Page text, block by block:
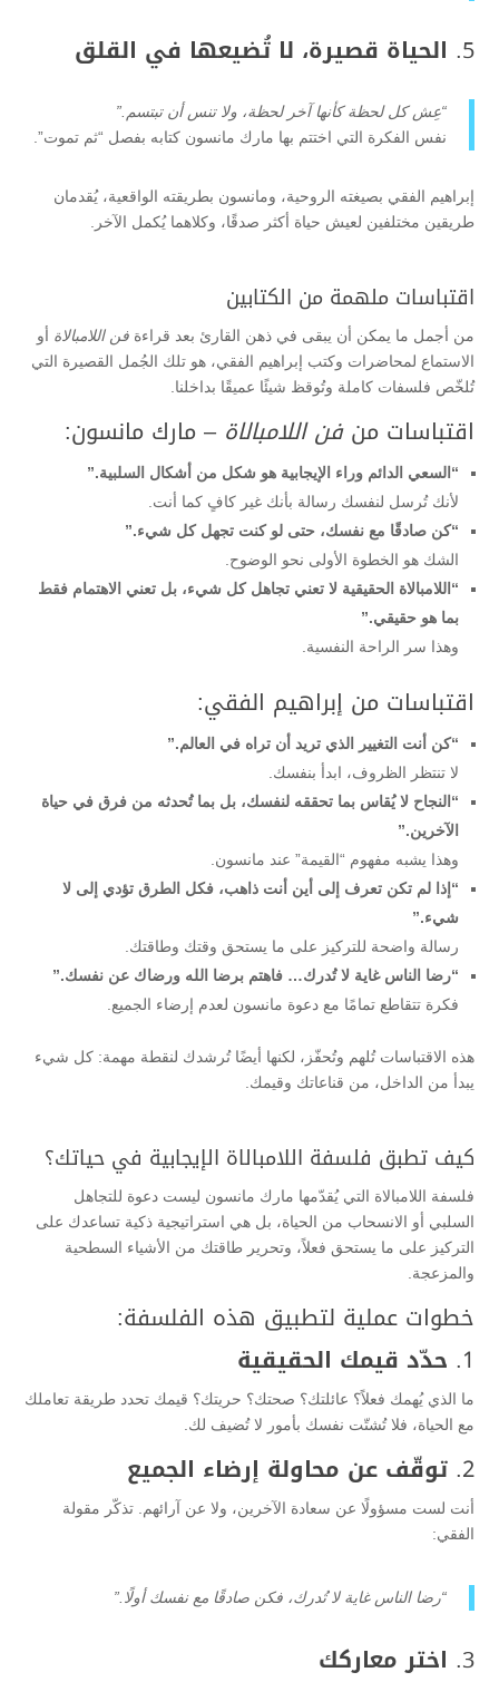
5. الحياة قصيرة، لا تُضيعها في القلق
“عِش كل لحظة كأنها آخر لحظة، ولا تنس أن تبتسم.”
نفس الفكرة التي اختتم بها مارك مانسون كتابه بفصل “ثم تموت”.
إبراهيم الفقي بصيغته الروحية، ومانسون بطريقته الواقعية، يُقدمان
طريقين مختلفين لعيش حياة أكثر صدقًا، وكلاهما يُكمل الآخر.
اقتباسات ملهمة من الكتابين
من أجمل ما يمكن أن يبقى في ذهن القارئ بعد قراءة فن اللامبالاة أو
الاستماع لمحاضرات وكتب إبراهيم الفقي، هو تلك الجُمل القصيرة التي
تُلخّص فلسفات كاملة وتُوقظ شيئًا عميقًا بداخلنا.
اقتباسات منفن اللامبالاة – مارك مانسون:
“السعي الدائم وراء الإيجابية هو شكل من أشكال السلبية.”
لأنك تُرسل لنفسك رسالة بأنك غير كافٍ كما أنت.
“كن صادقًا مع نفسك، حتى لو كنت تجهل كل شيء.”
الشك هو الخطوة الأولى نحو الوضوح.
“اللامبالاة الحقيقية لا تعني تجاهل كل شيء، بل تعني الاهتمام فقط
بما هو حقيقي.”
وهذا سر الراحة النفسية.
اقتباسات من إبراهيم الفقي:
“كن أنت التغيير الذي تريد أن تراه في العالم.”
لا تنتظر الظروف، ابدأ بنفسك.
“النجاح لا يُقاس بما تحققه لنفسك، بل بما تُحدثه من فرق في حياة
الآخرين.”
وهذا يشبه مفهوم “القيمة” عند مانسون.
“إذا لم تكن تعرف إلى أين أنت ذاهب، فكل الطرق تؤدي إلى لا
شيء.”
رسالة واضحة للتركيز على ما يستحق وقتك وطاقتك.
“رضا الناس غاية لا تُدرك… فاهتم برضا الله ورضاك عن نفسك.”
فكرة تتقاطع تمامًا مع دعوة مانسون لعدم إرضاء الجميع.
هذه الاقتباسات تُلهم وتُحفّز، لكنها أيضًا تُرشدك لنقطة مهمة: كل شيء
يبدأ من الداخل، من قناعاتك وقيمك.
كيف تطبق فلسفة اللامبالاة الإيجابية في حياتك؟
فلسفة اللامبالاة التي يُقدّمها مارك مانسون ليست دعوة للتجاهل
السلبي أو الانسحاب من الحياة، بل هي استراتيجية ذكية تساعدك على
التركيز على ما يستحق فعلاً، وتحرير طاقتك من الأشياء السطحية
والمزعجة.
خطوات عملية لتطبيق هذه الفلسفة:
1. حدّد قيمك الحقيقية
ما الذي يُهمك فعلاً؟ عائلتك؟ صحتك؟ حريتك؟ قيمك تحدد طريقة تعاملك
مع الحياة، فلا تُشتّت نفسك بأمور لا تُضيف لك.
2. توقّف عن محاولة إرضاء الجميع
أنت لست مسؤولًا عن سعادة الآخرين، ولا عن آرائهم. تذكّر مقولة
الفقي:
“رضا الناس غاية لا تُدرك، فكن صادقًا مع نفسك أولًا.”
3. اختر معاركك